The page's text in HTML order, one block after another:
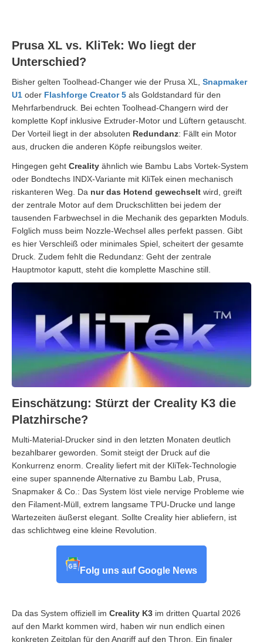
Prusa XL vs. KliTek: Wo liegt der
Unterschied?
Bisher gelten Toolhead-Changer wie der Prusa XL, Snapmaker
U1 oder Flashforge Creator 5 als Goldstandard für den
Mehrfarbendruck. Bei echten Toolhead-Changern wird der
komplette Kopf inklusive Extruder-Motor und Lüftern getauscht.
Der Vorteil liegt in der absoluten Redundanz: Fällt ein Motor
aus, drucken die anderen Köpfe reibungslos weiter.
Hingegen geht Creality ähnlich wie Bambu Labs Vortek-System
oder Bondtechs INDX-Variante mit KliTek einen mechanisch
riskanteren Weg. Da nur das Hotend gewechselt wird, greift
der zentrale Motor auf dem Druckschlitten bei jedem der
tausenden Farbwechsel in die Mechanik des geparkten Moduls.
Folglich muss beim Nozzle-Wechsel alles perfekt passen. Gibt
es hier Verschleiß oder minimales Spiel, scheitert der gesamte
Druck. Zudem fehlt die Redundanz: Geht der zentrale
Hauptmotor kaputt, steht die komplette Maschine still.
Einschätzung: Stürzt der Creality K3 die
Platzhirsche?
Multi-Material-Drucker sind in den letzten Monaten deutlich
bezahlbarer geworden. Somit steigt der Druck auf die
Konkurrenz enorm. Creality liefert mit der KliTek-Technologie
eine super spannende Alternative zu Bambu Lab, Prusa,
Snapmaker & Co.: Das System löst viele nervige Probleme wie
den Filament-Müll, extrem langsame TPU-Drucke und lange
Wartezeiten äußerst elegant. Sollte Creality hier abliefern, ist
das schlichtweg eine kleine Revolution.
Folg uns auf Google News
Da das System offiziell im Creality K3 im dritten Quartal 2026
auf den Markt kommen wird, haben wir nun endlich einen
konkreten Zeitplan für den Angriff auf den Thron. Ein finaler